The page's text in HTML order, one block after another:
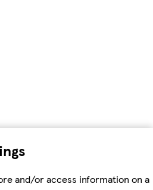
and/or access information on a